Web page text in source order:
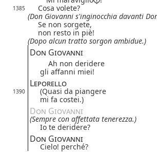
1385
Cosa volete?
(Don Giovanni s'inginocchia davanti
Se non sorgete,
non resto in piè!
(Dopo alcun tratto sorgon ambidue.)
Don Giovanni
Ah non deridere
gli affanni miei!
Leporello
1390
(Quasi da piangere
mi fa costei.)
Don Giovanni
(Sempre con affettata tenerezza.)
Io te deridere?
Don Giovanni
Cielo! perché?